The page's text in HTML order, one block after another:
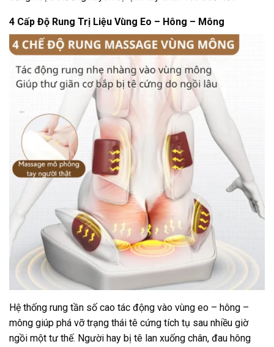
4 Cấp Độ Rung Trị Liệu Vùng Eo – Hông – Mông
Hệ thống rung tần số cao tác động vào vùng eo – hông –
mông giúp phá vỡ trạng thái tê cứng tích tụ sau nhiều giờ
ngồi một tư thế. Người hay bị tê lan xuống chân, đau hông